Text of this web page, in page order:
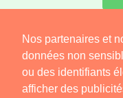
Nos partenaires et
données non
ou des identifiants
afficher des